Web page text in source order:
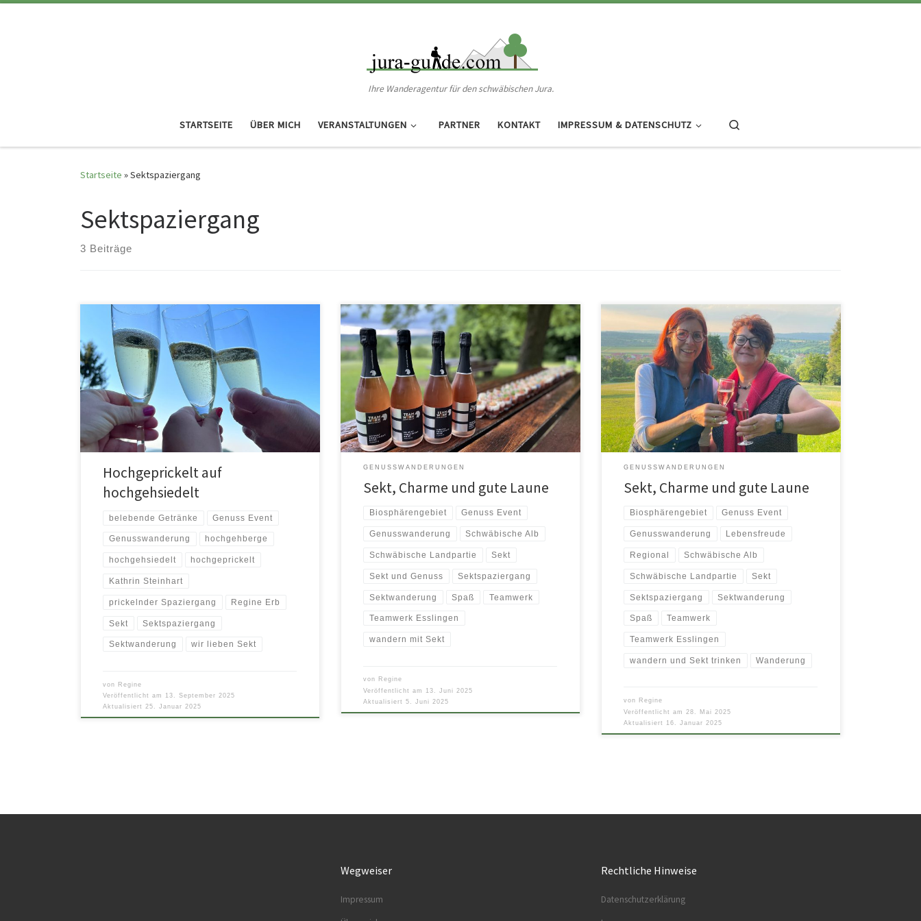
Ihre Wanderagentur für den schwäbischen Jura.
STARTSEITE ÜBER MICH VERANSTALTUNGEN PARTNER KONTAKT IMPRESSUM & DATENSCHUTZ
Startseite »Sektspaziergang
Sektspaziergang
3 Beiträge
…denn die Welt gehört dem, der Sie genießt…
(G.Leopardi) Man kann spazieren gehen, ohne Sekt zu
trinken. Man kann aber auch […]
Hochgeprickelt auf
hochgehsiedelt
belebende Getränke Genuss Event
Genusswanderung hochgehberge
hochgehsiedelt hochgeprickelt
Kathrin Steinhart
prickelnder Spaziergang Regine Erb
Sekt Sektspaziergang
Sektwanderung wir lieben Sekt
von Regine
Veröffentlicht am 13. September 2025
Aktualisiert25. Januar 2025
…denn die Welt gehört dem, der Sie genießt…
(G.Leopardi) Man kann spazieren gehen, ohne Sekt zu
trinken. Man kann aber auch […]
GENUSSWANDERUNGEN
Sekt, Charme und gute Laune
Biosphärengebiet Genuss Event
Genusswanderung Schwäbische Alb
Schwäbische Landpartie Sekt
Sekt und Genuss Sektspaziergang
Sektwanderung Spaß Teamwerk
Teamwerk Esslingen
wandern mit Sekt
von Regine
Veröffentlicht am 13. Juni 2025
Aktualisiert5. Juni 2025
l…denn die Welt gehört dem, der Sie genießt…
(G.Leopardi) Man kann spazieren gehen, ohne Sekt zu
trinken. Man kann aber auch […]
GENUSSWANDERUNGEN
Sekt, Charme und gute Laune
Biosphärengebiet Genuss Event
Genusswanderung Lebensfreude
Regional Schwäbische Alb
Schwäbische Landpartie Sekt
Sektspaziergang Sektwanderung
Spaß Teamwerk
Teamwerk Esslingen
wandern und Sekt trinken Wanderung
von Regine
Veröffentlicht am 28. Mai 2025
Aktualisiert 16. Januar 2025
Wegweiser
Impressum
Rechtliche Hinweise
Datenschutzerklärung